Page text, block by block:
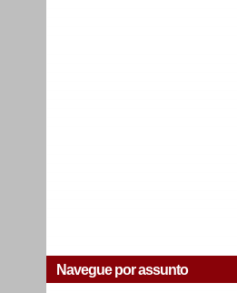
Navegue por assunto